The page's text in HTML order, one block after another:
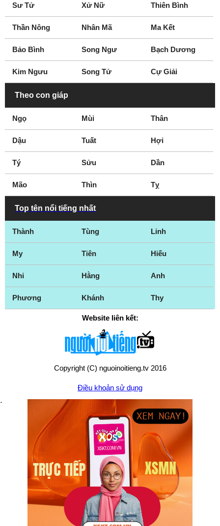
Sư Tử Xử Nữ Thiên Bình
Thần Nông Nhân Mã Ma Kết
Bảo Bình Song Ngư Bạch Dương
Kim Ngưu Song Tử Cự Giải
Theo con giáp
Ngọ Mùi Thân
Dậu Tuất Hợi
Tý Sửu Dần
Mão Thìn Tỵ
Top tên nổi tiếng nhất
Thành Tùng Linh
My Tiên Hiếu
Nhi Hằng Anh
Phương Khánh Thy
Website liên kết:
Copyright (C) nguoinoitieng.tv 2016
Điều khoản sử dụng
Chính sách quyền riêng tư
Liên hệ: mail.nguoinoitieng.tv@gmail.com